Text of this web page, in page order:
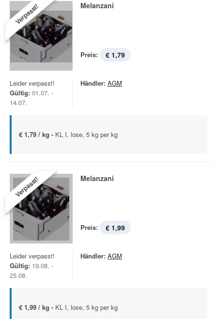
Verpasst! Melanzani
Preis: € 1,79
Leider verpasst!
Gültig: 01.07. -
14.07.
Händler: AGM
€ 1,79 / kg - KL I, lose, 5 kg per kg
Verpasst! Melanzani
Preis: € 1,99
Leider verpasst!
Gültig: 19.08. -
25.08.
Händler: AGM
€ 1,99 / kg - KL I, lose, 5 kg per kg